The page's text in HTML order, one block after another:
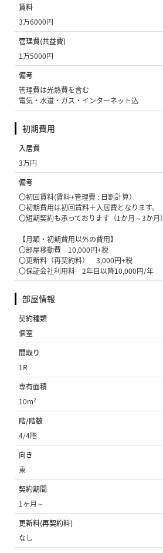
賃料
3万6000円
管理費(共益費)
1万5000円
備考
管理費は光熱費を含む
電気・水道・ガス・インターネット込
初期費用
入居費
3万円
備考
〇初回賃料(賃料+管理費 : 日割計算）
〇初期費用は初回賃料＋入居費となります。
〇短期契約も承っております（1か月～3か月）
【月額・初期費用以外の費用】
〇部屋移動費 10,000円+税
〇更新料（再契約料） 3,000円+税
〇保証会社利用料 2年目以降10,000円/年
部屋情報
契約種類
個室
間取り
1R
専有面積
10m²
階/階数
4/4階
向き
東
契約期間
1ヶ月～
更新料(再契約料)
なし